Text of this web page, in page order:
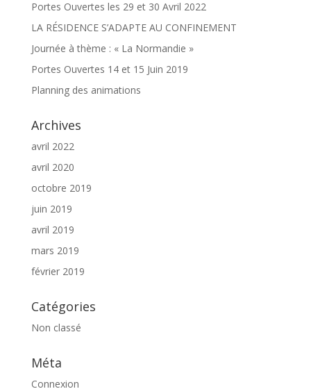
Portes Ouvertes les 29 et 30 Avril 2022
LA RÉSIDENCE S’ADAPTE AU CONFINEMENT
Journée à thème : « La Normandie »
Portes Ouvertes 14 et 15 Juin 2019
Planning des animations
Archives
avril 2022
avril 2020
octobre 2019
juin 2019
avril 2019
mars 2019
février 2019
Catégories
Non classé
Méta
Connexion